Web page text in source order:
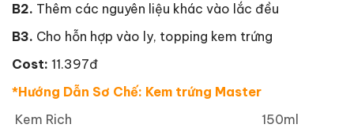
B2. Thêm các nguyên liệu khác vào lắc đều
B3. Cho hỗn hợp vào ly, topping kem trứng
Cost: 11.397đ
*Hướng Dẫn Sơ Chế: Kem trứng Master
Kem Rich
150ml